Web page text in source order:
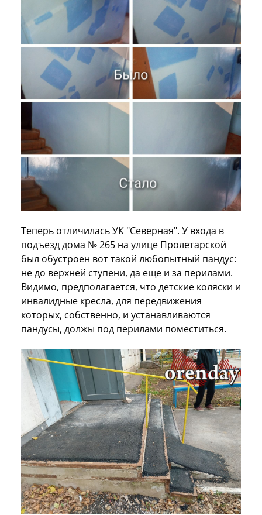
Теперь отличилась УК "Северная". У входа в
подъезд дома № 265 на улице Пролетарской
был обустроен вот такой любопытный пандус:
не до верхней ступени, да еще и за перилами.
Видимо, предполагается, что детские коляски и
инвалидные кресла, для передвижения
которых, собственно, и устанавливаются
пандусы, должы под перилами поместиться.